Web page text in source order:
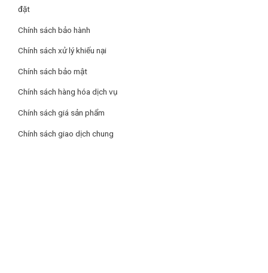
đặt
Chính sách bảo hành
Chính sách xử lý khiếu nại
Chính sách bảo mật
Chính sách hàng hóa dịch vụ
Chính sách giá sản phẩm
Chính sách giao dịch chung